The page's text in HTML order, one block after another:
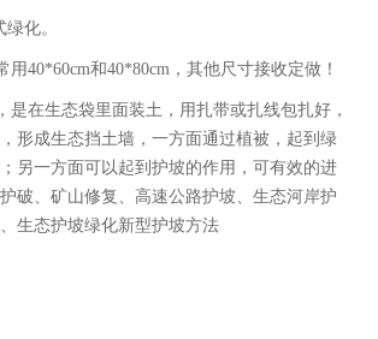
化。
用40*60cm和40*80cm，其他尺寸接收定做！
是在生态袋里面装土，用扎带或扎线包扎好，
形成生态挡土墙，一方面通过植被，起到绿
另一方面可以起到护坡的作用，可有效的进
破、矿山修复、高速公路护坡、生态河岸护
生态护坡绿化新型护坡方法